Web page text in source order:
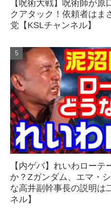
【呪術大戦】呪術師が原
クアタック！依頼者はま
党【KSLチャンネル】
【内ゲバ】れいわローテ
か？Zガンダム、エマ・
な高井副幹事長の説明は
ネル】